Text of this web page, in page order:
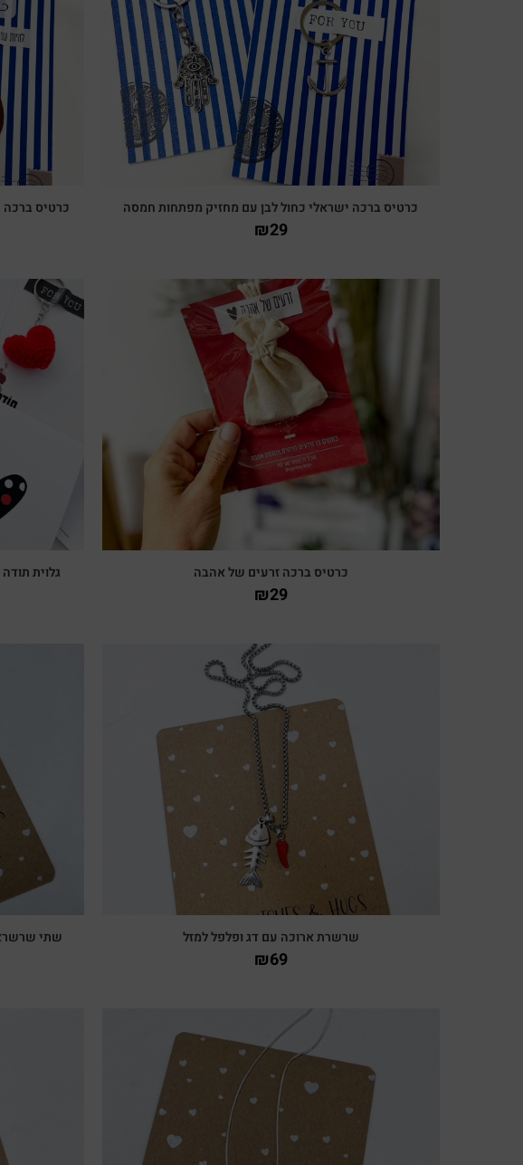
צפייה מהירה
כרטיס ברכה ישראלי כחול לבן עם מחזיק מפתחות חמסה
₪29
כרטיס ברכה
צפייה מהירה
כרטיס ברכה זרעים של אהבה
₪29
גלוית
שרשרת ארוכה עם דג ופלפל למזל
₪69
שתי
צפייה מהירה